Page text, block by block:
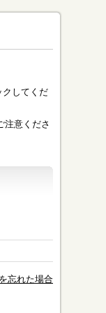
クしてくだ
注意くださ
忘れた場合